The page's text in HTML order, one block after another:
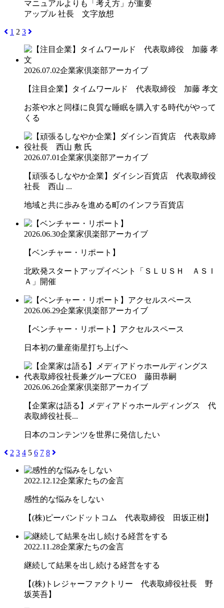
マニュアルよりも「考え方」が重要
アップル 社長 文字放想
1 2 3
2026.07.02企業家倶楽部アーカイブ
【注目企業】タイムワールド 代表取締役 加藤 孝文
お茶や水と同様に良質な睡眠を購入する時代がやって
くる
2026.07.01企業家倶楽部アーカイブ
【頑張るしなやか企業】ダイシン百貨店 代表取締役
社長 西山 ...
地域と共に歩みを進める町のインフラ百貨店
2026.06.30企業家倶楽部アーカイブ
【ベンチャー・リポート】
北欧発スタートアップイベント「ＳＬＵＳＨ ＡＳＩ
Ａ」開催
2026.06.29企業家倶楽部アーカイブ
【ベンチャー・リポート】アクセルスペース
日本初の量産衛星打ち上げへ
2026.06.26企業家倶楽部アーカイブ
【企業家は語る】メディアドゥホールディングス 代
表取締役社長...
日本のコンテンツを世界に発信したい
2 3 4 5 6 7 8
2022.12.12企業家たちの金言
感性的な悩みをしない
【(株)ピーバンドットコム 代表取締役 田坂正樹】
2022.11.28企業家たちの金言
継続して結果を出し続ける経営をする
【(株)トレジャーファクトリー 代表取締役社長 野
坂英吾】